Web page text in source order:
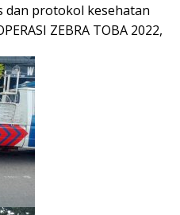
dan protokol kesehatan
ZEBRA TOBA 2022,